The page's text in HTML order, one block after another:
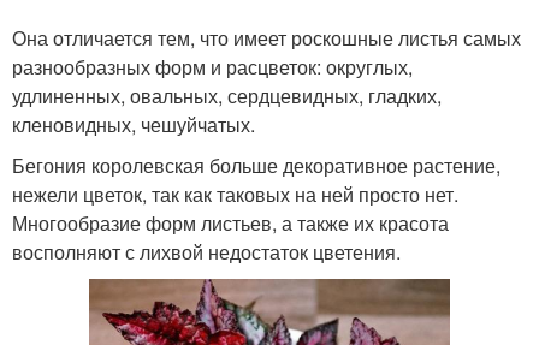
Она отличается тем, что имеет роскошные листья самых
разнообразных форм и расцветок: округлых,
удлиненных, овальных, сердцевидных, гладких,
кленовидных, чешуйчатых.
Бегония королевская больше декоративное растение,
нежели цветок, так как таковых на ней просто нет.
Многообразие форм листьев, а также их красота
восполняют с лихвой недостаток цветения.